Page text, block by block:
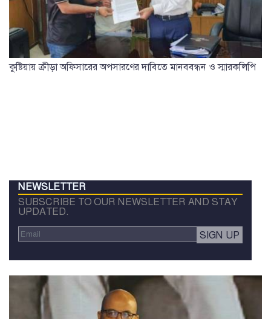
কুষ্টিয়ায় ক্রীড়া অফিসারের অপসারণের দাবিতে মানববন্ধন ও স্মারকলিপি
NEWSLETTER
SUBSCRIBE TO OUR NEWSLETTER AND STAY
UPDATED.